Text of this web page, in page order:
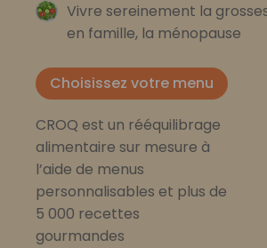
Vivre sereinement la
en famille, la ménopause
Choisissez votre menu
CROQ est un rééquilibrage
alimentaire sur mesure à
l’aide de menus
personnalisables et plus de
5 000 recettes
gourmandes